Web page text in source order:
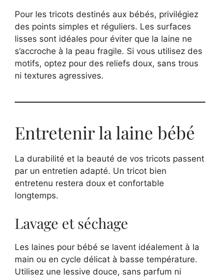
Pour les tricots destinés aux bébés, privilégiez
des points simples et réguliers. Les surfaces
lisses sont idéales pour éviter que la laine ne
s’accroche à la peau fragile. Si vous utilisez des
motifs, optez pour des reliefs doux, sans trous
ni textures agressives.
Entretenir la laine bébé
La durabilité et la beauté de vos tricots passent
par un entretien adapté. Un tricot bien
entretenu restera doux et confortable
longtemps.
Lavage et séchage
Les laines pour bébé se lavent idéalement à la
main ou en cycle délicat à basse température.
Utilisez une lessive douce, sans parfum ni